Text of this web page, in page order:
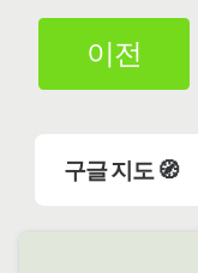
이전
구글 지도 🧭